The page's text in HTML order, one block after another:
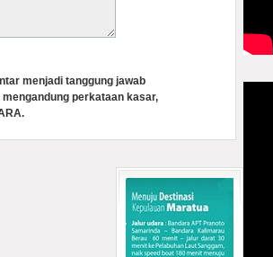
menjadi tanggung jawab
perkataan kasar,